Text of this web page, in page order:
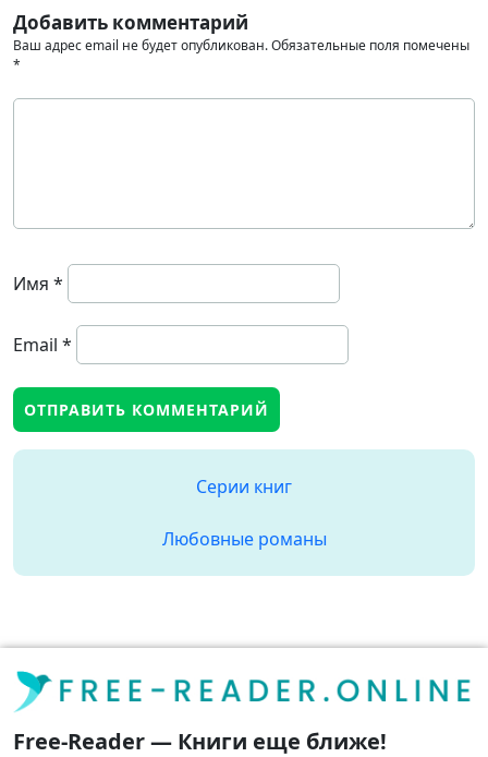
Добавить комментарий
Ваш адрес email не будет опубликован.Обязательные поля помечены
*
Имя *
Email *
Серии книг
Любовные романы
Free-Reader — Книги еще ближе!